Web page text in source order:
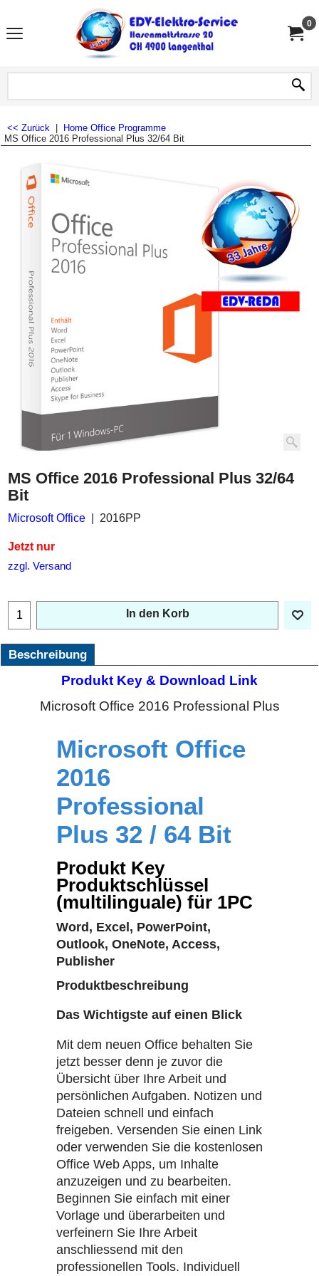
0
<< Zurück Home Office Programme
MS Office 2016 Professional Plus 32/64 Bit
MS Office 2016 Professional Plus 32/64
Bit
Microsoft Office 2016PP
Jetzt nur
zzgl. Versand
In den Korb
Beschreibung
Produkt Key & Download Link
Microsoft Office 2016 Professional Plus
Microsoft Office
2016
Professional
Plus 32 / 64 Bit
Produkt Key
Produktschlüssel
(multilinguale) für 1PC
Word, Excel, PowerPoint,
Outlook, OneNote, Access,
Publisher
Produktbeschreibung
Das Wichtigste auf einen Blick
Mit dem neuen Office behalten Sie
jetzt besser denn je zuvor die
Übersicht über Ihre Arbeit und
persönlichen Aufgaben. Notizen und
Dateien schnell und einfach
freigeben. Versenden Sie einen Link
oder verwenden Sie die kostenlosen
Office Web Apps, um Inhalte
anzuzeigen und zu bearbeiten.
Beginnen Sie einfach mit einer
Vorlage und überarbeiten und
verfeinern Sie Ihre Arbeit
anschliessend mit den
professionellen Tools. Individuell